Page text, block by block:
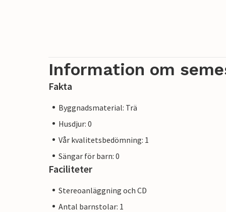
Information om
Fakta
Byggnadsmaterial: Trä
Husdjur: 0
Vår kvalitetsbedömning: 1
Sängar för barn: 0
Faciliteter
Stereoanläggning och CD
Antal barnstolar: 1